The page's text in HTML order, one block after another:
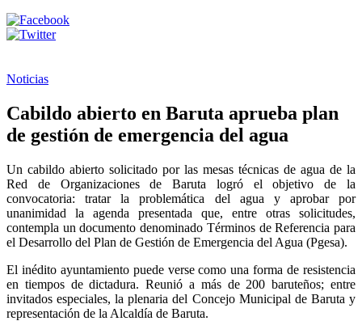
Noticias
Cabildo abierto en Baruta aprueba plan
de gestión de emergencia del agua
Un cabildo abierto solicitado por las mesas técnicas de agua de la
Red de Organizaciones de Baruta logró el objetivo de la
convocatoria: tratar la problemática del agua y aprobar por
unanimidad la agenda presentada que, entre otras solicitudes,
contempla un documento denominado Términos de Referencia para
el Desarrollo del Plan de Gestión de Emergencia del Agua (Pgesa).
El inédito ayuntamiento puede verse como una forma de resistencia
en tiempos de dictadura. Reunió a más de 200 baruteños; entre
invitados especiales, la plenaria del Concejo Municipal de Baruta y
representación de la Alcaldía de Baruta.